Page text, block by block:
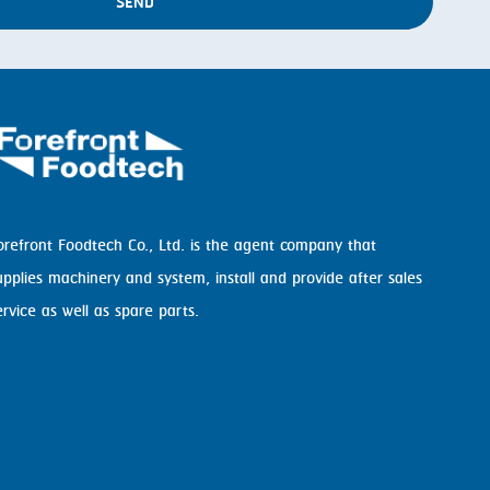
Foodtech Co., Ltd. is the agent company that
machinery and system, install and provide after sales
as well as spare parts.